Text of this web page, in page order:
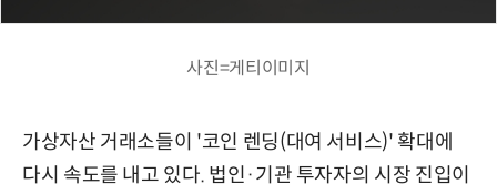
사진=게티이미지
가상자산 거래소들이 '코인 렌딩(대여 서비스)' 확대에
다시 속도를 내고 있다. 법인·기관 투자자의 시장 진입이